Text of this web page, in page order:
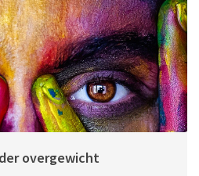
overgewicht